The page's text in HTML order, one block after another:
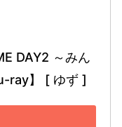
DAY2 ～みん
ray】 [ ゆず ]